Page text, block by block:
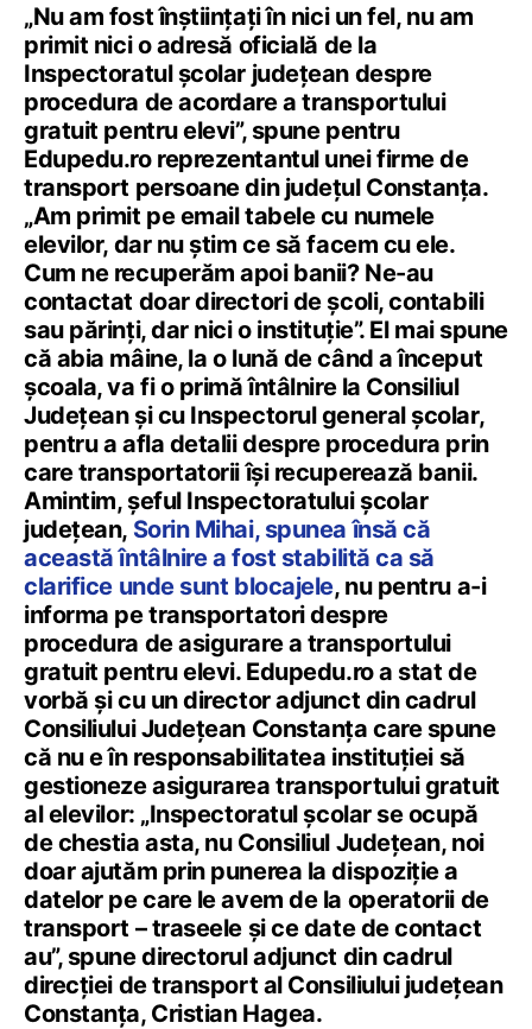
„Nu am fost înștiințați în nici un fel, nu am
primit nici o adresă oficială de la
Inspectoratul școlar județean despre
procedura de acordare a transportului
gratuit pentru elevi”, spune pentru
Edupedu.ro reprezentantul unei firme de
transport persoane din județul Constanța.
„Am primit pe email tabele cu numele
elevilor, dar nu știm ce să facem cu ele.
Cum ne recuperăm apoi banii? Ne-au
contactat doar directori de școli, contabili
sau părinți, dar nici o instituție”. El mai spune
că abia mâine, la o lună de când a început
școala, va fi o primă întâlnire la Consiliul
Județean și cu Inspectorul general școlar,
pentru a afla detalii despre procedura prin
care transportatorii își recuperează banii.
Amintim, șeful Inspectoratului școlar
județean, Sorin Mihai, spunea însă că
această întâlnire a fost stabilită ca să
clarifice unde sunt blocajele, nu pentru a-i
informa pe transportatori despre
procedura de asigurare a transportului
gratuit pentru elevi. Edupedu.ro a stat de
vorbă și cu un director adjunct din cadrul
Consiliului Județean Constanța care spune
că nu e în responsabilitatea instituției să
gestioneze asigurarea transportului gratuit
al elevilor: „Inspectoratul școlar se ocupă
de chestia asta, nu Consiliul Județean, noi
doar ajutăm prin punerea la dispoziție a
datelor pe care le avem de la operatorii de
transport – traseele și ce date de contact
au”, spune directorul adjunct din cadrul
direcției de transport al Consiliului județean
Constanța, Cristian Hagea.